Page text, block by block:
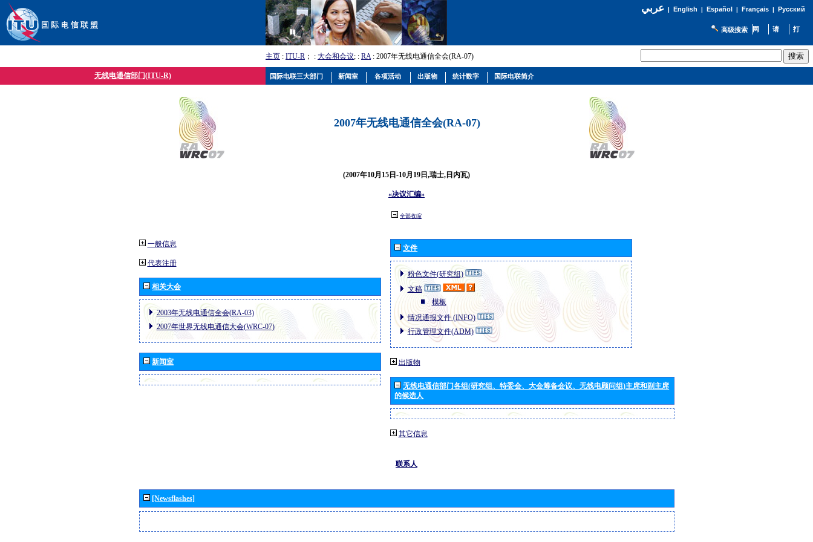
عربي| English | Español | Français| Русский
高级搜索
主页 : ITU-R ； : 大会和会议; : RA: 2007年无线电通信全会(RA-07)
无线电通信部门(ITU-R)
2007年无线电通信全会(RA-07)
(2007年10月15日-10月19日,瑞士,日内瓦)
«决议汇编»
全部收缩
一般信息
代表注册
相关大会
2003年无线电通信全会(RA-03)
2007年世界无线电通信大会(WRC-07)
新闻室
文件
粉色文件(研究组)
文稿
模板
情况通报文件 (INFO)
行政管理文件(ADM)
出版物
无线电通信部门各组(研究组、特委会、大会筹备会议、无线电顾问组)主席和副主席
的候选人
其它信息
联系人
[Newsflashes]
国际电联三大部门 新闻室 各项活动 出版物 统计数字 国际电联简介